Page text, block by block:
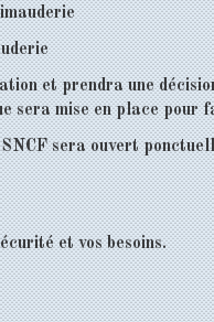
et prendra une
sera mise en place pour
sera ouvert
et vos besoins.